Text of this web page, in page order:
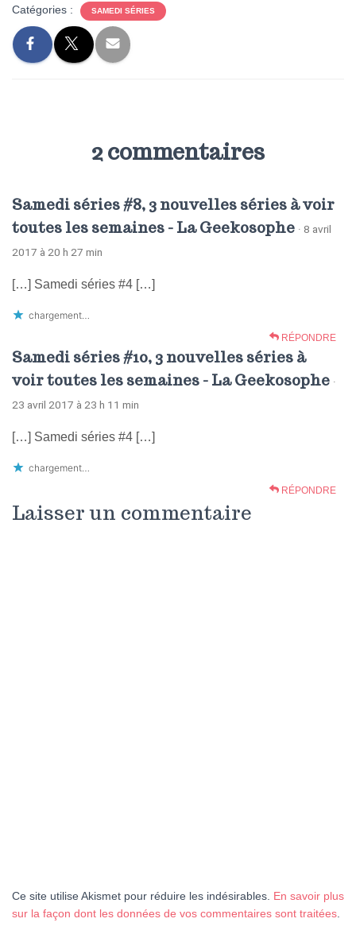
Catégories : SAMEDI SÉRIES
2 commentaires
Samedi séries #8, 3 nouvelles séries à voir
toutes les semaines - La Geekosophe · 8 avril
2017 à 20 h 27 min
[…] Samedi séries #4 […]
chargement…
RÉPONDRE
Samedi séries #10, 3 nouvelles séries à
voir toutes les semaines - La Geekosophe ·
23 avril 2017 à 23 h 11 min
[…] Samedi séries #4 […]
chargement…
RÉPONDRE
Laisser un commentaire
Ce site utilise Akismet pour réduire les indésirables. En savoir plus
sur la façon dont les données de vos commentaires sont traitées